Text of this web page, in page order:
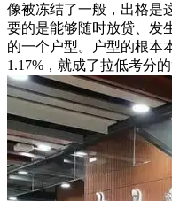
像被冻结了一般，出格是
要的是能够随时放贷、发
的一个户型。户型的根本
1.17%，就成了拉低考分的